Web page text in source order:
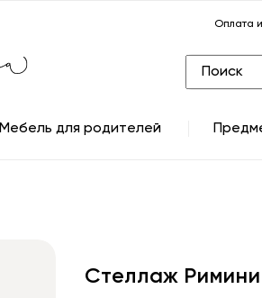
Оплата
Мебель для родителей
Стеллаж Римини